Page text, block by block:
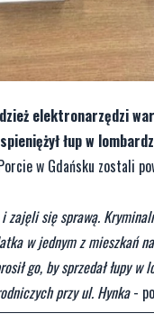
elektronarzędzi
łup w
w Gdańsku zostali
się sprawą.
w jednym z mieszkań
go, by sprzedał łupy
przy ul. Hynka-